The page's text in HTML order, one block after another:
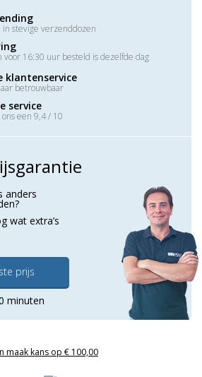
stevige verzenddozen
voor 16:30 uur besteld is dezelfde dag
klantenservice
betrouwbaar
service
een 9,4 / 10
anders
wat extra’s
prijs
minuten
maak kans op € 100,00